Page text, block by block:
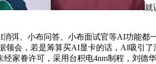
就
、小布问答、小布面试官等AI功能都
会，若是筹算买AI显卡的话，AI吸引
家眷许可，采用台积电4nm制程，刘